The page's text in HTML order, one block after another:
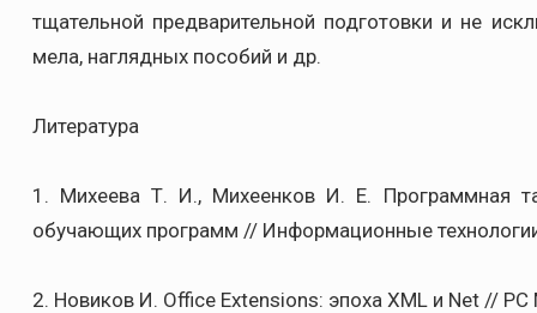
тщательной предварительной подготовки и не
мела, наглядных пособий и др.
Литература
1. Михеева Т. И., Михеенков И. Е. Программная
обучающих программ // Информационные
2. Новиков И. Office Extensions: эпоха XML и Net //